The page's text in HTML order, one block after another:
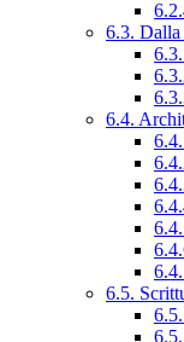
6.3. Dalla
6.4.
6.5.